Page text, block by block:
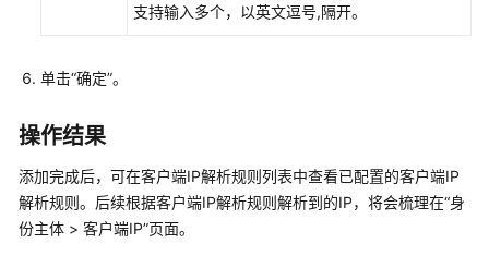
治
数
据
审
支持输入多个，以英文逗号,隔开。
单击“确定”。
操作结果
添加完成后，可在客户端IP解析规则列表中查看已配置的客户端IP
解析规则。后续根据客户端IP解析规则解析到的IP，将会梳理在“身
份主体 > 客户端IP”页面。